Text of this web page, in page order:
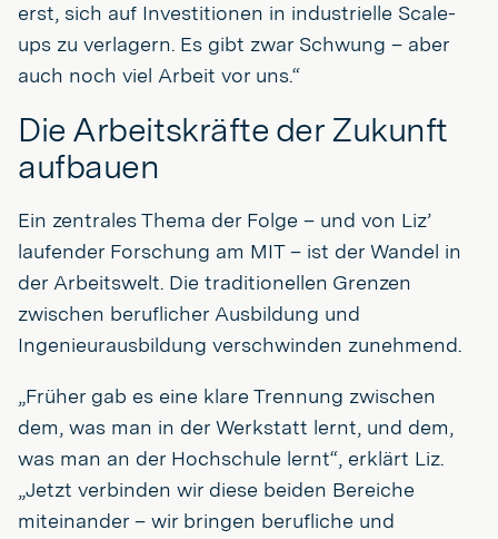
erst, sich auf Investitionen in industrielle Scale-
ups zu verlagern. Es gibt zwar Schwung – aber
auch noch viel Arbeit vor uns.“
Die Arbeitskräfte der Zukunft
aufbauen
Ein zentrales Thema der Folge – und von Liz’
laufender Forschung am MIT – ist der Wandel in
der Arbeitswelt. Die traditionellen Grenzen
zwischen beruflicher Ausbildung und
Ingenieurausbildung verschwinden zunehmend.
„Früher gab es eine klare Trennung zwischen
dem, was man in der Werkstatt lernt, und dem,
was man an der Hochschule lernt“, erklärt Liz.
„Jetzt verbinden wir diese beiden Bereiche
miteinander – wir bringen berufliche und